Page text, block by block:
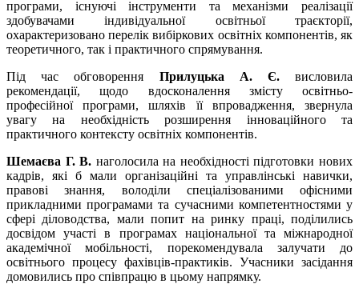
програми, існуючі інструменти та механізми реалізації
здобувачами індивідуальної освітньої траєкторії,
охарактеризовано перелік вибіркових освітніх компонентів, як
теоретичного, так і практичного спрямування.
Під час обговорення Прилуцька А. Є.висловила
рекомендації, щодо вдосконалення змісту освітньо-
професійної програми, шляхів її впровадження, звернула
увагу на необхідність розширення інноваційного та
практичного контексту освітніх компонентів.
Шемаєва Г. В. наголосила на необхідності підготовки нових
кадрів, які б мали організаційні та управлінські навички,
правові знання, володіли спеціалізованими офісними
прикладними програмами та сучасними компетентностями у
сфері діловодства, мали попит на ринку праці, поділились
досвідом участі в програмах національної та міжнародної
академічної мобільності, порекомендувала залучати до
освітнього процесу фахівців-практиків. Учасники засідання
домовились про співпрацю в цьому напрямку.